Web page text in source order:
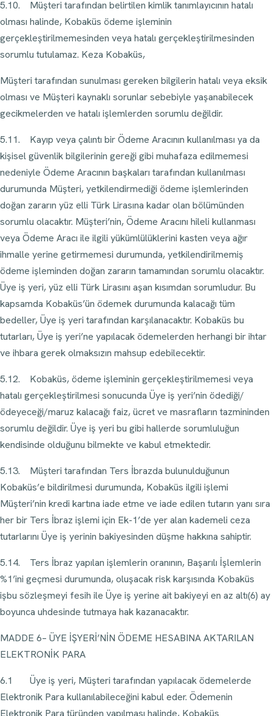
5.10. Müşteri tarafından belirtilen kimlik tanımlayıcının hatalı
olması halinde, Kobaküs ödeme işleminin
gerçekleştirilmemesinden veya hatalı gerçekleştirilmesinden
sorumlu tutulamaz. Keza Kobaküs,
Müşteri tarafından sunulması gereken bilgilerin hatalı veya eksik
olması ve Müşteri kaynaklı sorunlar sebebiyle yaşanabilecek
gecikmelerden ve hatalı işlemlerden sorumlu değildir.
5.11. Kayıp veya çalıntı bir Ödeme Aracının kullanılması ya da
kişisel güvenlik bilgilerinin gereği gibi muhafaza edilmemesi
nedeniyle Ödeme Aracının başkaları tarafından kullanılması
durumunda Müşteri, yetkilendirmediği ödeme işlemlerinden
doğan zararın yüz elli Türk Lirasına kadar olan bölümünden
sorumlu olacaktır. Müşteri’nin, Ödeme Aracını hileli kullanması
veya Ödeme Aracı ile ilgili yükümlülüklerini kasten veya ağır
ihmalle yerine getirmemesi durumunda, yetkilendirilmemiş
ödeme işleminden doğan zararın tamamından sorumlu olacaktır.
Üye iş yeri, yüz elli Türk Lirasını aşan kısımdan sorumludur. Bu
kapsamda Kobaküs’ün ödemek durumunda kalacağı tüm
bedeller, Üye iş yeri tarafından karşılanacaktır. Kobaküs bu
tutarları, Üye iş yeri’ne yapılacak ödemelerden herhangi bir ihtar
ve ihbara gerek olmaksızın mahsup edebilecektir.
5.12. Kobaküs, ödeme işleminin gerçekleştirilmemesi veya
hatalı gerçekleştirilmesi sonucunda Üye iş yeri’nin ödediği/
ödeyeceği/maruz kalacağı faiz, ücret ve masrafların tazmininden
sorumlu değildir. Üye iş yeri bu gibi hallerde sorumluluğun
kendisinde olduğunu bilmekte ve kabul etmektedir.
5.13. Müşteri tarafından Ters İbrazda bulunulduğunun
Kobaküs’e bildirilmesi durumunda, Kobaküs ilgili işlemi
Müşteri’nin kredi kartına iade etme ve iade edilen tutarın yanı sıra
her bir Ters İbraz işlemi için Ek-1’de yer alan kademeli ceza
tutarlarını Üye iş yerinin bakiyesinden düşme hakkına sahiptir.
5.14. Ters İbraz yapılan işlemlerin oranının, Başarılı İşlemlerin
%1’ini geçmesi durumunda, oluşacak risk karşısında Kobaküs
işbu sözleşmeyi fesih ile Üye iş yerine ait bakiyeyi en az altı(6) ay
boyunca uhdesinde tutmaya hak kazanacaktır.
MADDE 6– ÜYE İŞYERİ’NİN ÖDEME HESABINA AKTARILAN
ELEKTRONİK PARA
6.1 Üye iş yeri, Müşteri tarafından yapılacak ödemelerde
Elektronik Para kullanılabileceğini kabul eder. Ödemenin
Elektronik Para türünden yapılması halinde, Kobaküs